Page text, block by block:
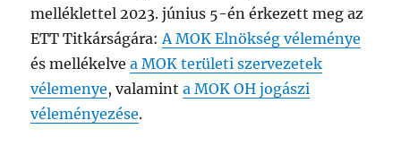
melléklettel 2023. június 5-én érkezett meg az
ETT Titkárságára:A MOK Elnökség véleménye
és mellékelvea MOK területi szervezetek
vélemenye, valaminta MOK OH jogászi
véleményezése.